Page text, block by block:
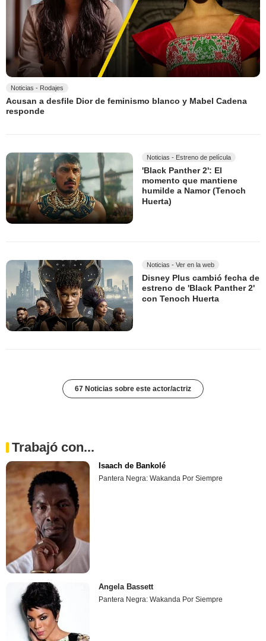
Noticias - Rodajes
Acusan a desfile Dior de feminismo blanco y Mabel Cadena
responde
Noticias - Estreno de película
'Black Panther 2': El
momento que mantiene
humilde a Namor (Tenoch
Huerta)
Noticias - Ver en la web
Disney Plus cambió fecha de
estreno de 'Black Panther 2'
con Tenoch Huerta
67 Noticias sobre este actor/actriz
Trabajó con...
Isaach de Bankolé
Pantera Negra: Wakanda Por Siempre
Angela Bassett
Pantera Negra: Wakanda Por Siempre